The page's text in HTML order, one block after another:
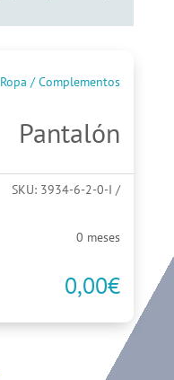
Ropa / Complementos
Pantalón
SKU: 3934-6-2-0-I
0 meses
0,00€